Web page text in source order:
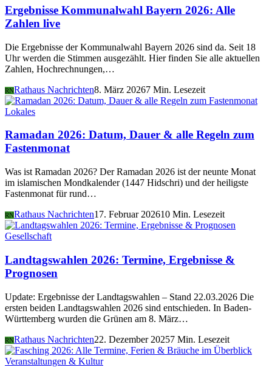
Ergebnisse Kommunalwahl Bayern 2026: Alle
Zahlen live
Die Ergebnisse der Kommunalwahl Bayern 2026 sind da. Seit 18
Uhr werden die Stimmen ausgezählt. Hier finden Sie alle aktuellen
Zahlen, Hochrechnungen,…
RNRathaus Nachrichten8. März 20267 Min. Lesezeit
Lokales
Ramadan 2026: Datum, Dauer & alle Regeln zum
Fastenmonat
Was ist Ramadan 2026? Der Ramadan 2026 ist der neunte Monat
im islamischen Mondkalender (1447 Hidschri) und der heiligste
Fastenmonat für rund…
RNRathaus Nachrichten17. Februar 202610 Min. Lesezeit
Gesellschaft
Landtagswahlen 2026: Termine, Ergebnisse &
Prognosen
Update: Ergebnisse der Landtagswahlen – Stand 22.03.2026 Die
ersten beiden Landtagswahlen 2026 sind entschieden. In Baden-
Württemberg wurden die Grünen am 8. März…
RNRathaus Nachrichten22. Dezember 20257 Min. Lesezeit
Veranstaltungen & Kultur